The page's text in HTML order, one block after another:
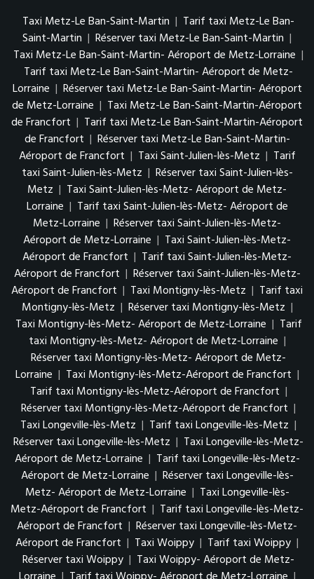
Taxi Metz-Le Ban-Saint-Martin | Tarif taxi Metz-Le Ban-
Saint-Martin | Réserver taxi Metz-Le Ban-Saint-Martin |
Taxi Metz-Le Ban-Saint-Martin- Aéroport de Metz-Lorraine |
Tarif taxi Metz-Le Ban-Saint-Martin- Aéroport de Metz-
Lorraine | Réserver taxi Metz-Le Ban-Saint-Martin- Aéroport
de Metz-Lorraine | Taxi Metz-Le Ban-Saint-Martin-Aéroport
de Francfort | Tarif taxi Metz-Le Ban-Saint-Martin-Aéroport
de Francfort | Réserver taxi Metz-Le Ban-Saint-Martin-
Aéroport de Francfort | Taxi Saint-Julien-lès-Metz | Tarif
taxi Saint-Julien-lès-Metz | Réserver taxi Saint-Julien-lès-
Metz | Taxi Saint-Julien-lès-Metz- Aéroport de Metz-
Lorraine | Tarif taxi Saint-Julien-lès-Metz- Aéroport de
Metz-Lorraine | Réserver taxi Saint-Julien-lès-Metz-
Aéroport de Metz-Lorraine | Taxi Saint-Julien-lès-Metz-
Aéroport de Francfort | Tarif taxi Saint-Julien-lès-Metz-
Aéroport de Francfort | Réserver taxi Saint-Julien-lès-Metz-
Aéroport de Francfort | Taxi Montigny-lès-Metz | Tarif taxi
Montigny-lès-Metz | Réserver taxi Montigny-lès-Metz |
Taxi Montigny-lès-Metz- Aéroport de Metz-Lorraine | Tarif
taxi Montigny-lès-Metz- Aéroport de Metz-Lorraine |
Réserver taxi Montigny-lès-Metz- Aéroport de Metz-
Lorraine | Taxi Montigny-lès-Metz-Aéroport de Francfort |
Tarif taxi Montigny-lès-Metz-Aéroport de Francfort |
Réserver taxi Montigny-lès-Metz-Aéroport de Francfort |
Taxi Longeville-lès-Metz | Tarif taxi Longeville-lès-Metz |
Réserver taxi Longeville-lès-Metz | Taxi Longeville-lès-Metz-
Aéroport de Metz-Lorraine | Tarif taxi Longeville-lès-Metz-
Aéroport de Metz-Lorraine | Réserver taxi Longeville-lès-
Metz- Aéroport de Metz-Lorraine | Taxi Longeville-lès-
Metz-Aéroport de Francfort | Tarif taxi Longeville-lès-Metz-
Aéroport de Francfort | Réserver taxi Longeville-lès-Metz-
Aéroport de Francfort | Taxi Woippy | Tarif taxi Woippy |
Réserver taxi Woippy | Taxi Woippy- Aéroport de Metz-